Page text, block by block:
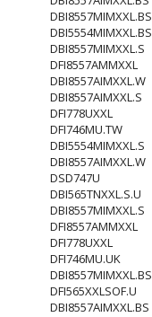
DBI8557MIMXXL.BS
DBI5554MIMXXL.BS
DBI8557MIMXXL.S
DFI8557AMMXXL
DBI8557AIMXXL.W
DBI8557AIMXXL.S
DFI778UXXL
DFI746MU.TW
DBI5554MIMXXL.S
DBI8557AIMXXL.W
DSD747U
DBI565TNXXL.S.U
DBI8557MIMXXL.S
DFI8557AMMXXL
DFI778UXXL
DFI746MU.UK
DBI8557MIMXXL.BS
DFI565XXLSOF.U
DBI8557AIMXXL.BS